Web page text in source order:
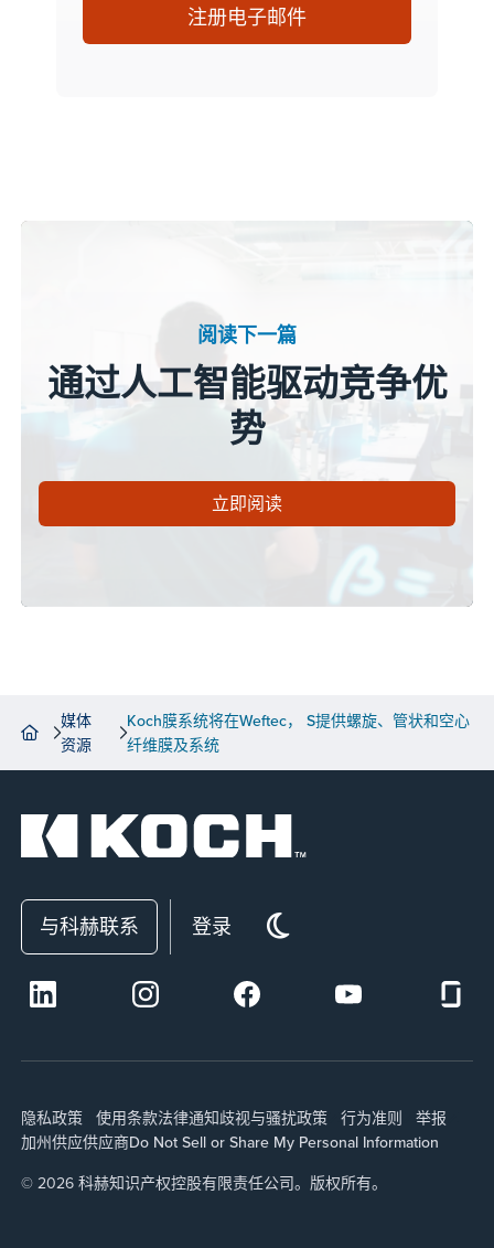
注册电子邮件
阅读下一篇
通过人工智能驱动竞争优
势
立即阅读
媒体
资源
Koch膜系统将在Weftec， S提供螺旋、管状和空心
纤维膜及系统
与科赫联系 登录
隐私政策 使用条款法律通知歧视与骚扰政策 行为准则
举报
加州供应供应商Do Not Sell or Share My Personal Information
© 2026 科赫知识产权控股有限责任公司。版权所有。